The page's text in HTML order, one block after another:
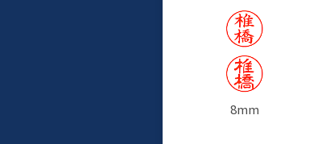
8mm